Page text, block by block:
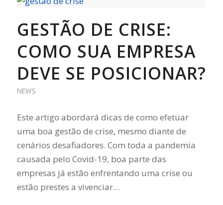
GESTÃO DE CRISE:
COMO SUA EMPRESA
DEVE SE POSICIONAR?
NEWS
Este artigo abordará dicas de como efetuar
uma boa gestão de crise, mesmo diante de
cenários desafiadores. Com toda a pandemia
causada pelo Covid-19, boa parte das
empresas já estão enfrentando uma crise ou
estão prestes a vivenciar…